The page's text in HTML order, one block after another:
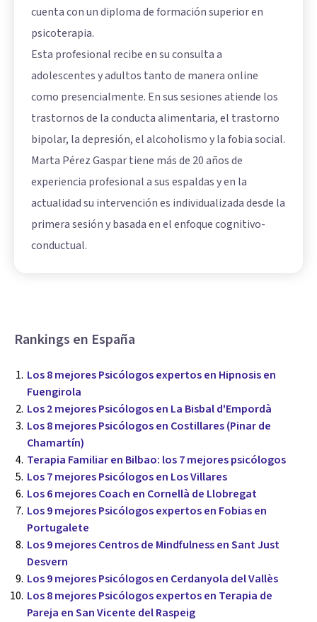
cuenta con un diploma de formación superior en
psicoterapia.
Esta profesional recibe en su consulta a
adolescentes y adultos tanto de manera online
como presencialmente. En sus sesiones atiende los
trastornos de la conducta alimentaria, el trastorno
bipolar, la depresión, el alcoholismo y la fobia social.
Marta Pérez Gaspar tiene más de 20 años de
experiencia profesional a sus espaldas y en la
actualidad su intervención es individualizada desde la
primera sesión y basada en el enfoque cognitivo-
conductual.
Rankings en España
Los 8 mejores Psicólogos expertos en Hipnosis en
Fuengirola
Los 2 mejores Psicólogos en La Bisbal d'Empordà
Los 8 mejores Psicólogos en Costillares (Pinar de
Chamartín)
Terapia Familiar en Bilbao: los 7 mejores psicólogos
Los 7 mejores Psicólogos en Los Villares
Los 6 mejores Coach en Cornellà de Llobregat
Los 9 mejores Psicólogos expertos en Fobias en
Portugalete
Los 9 mejores Centros de Mindfulness en Sant Just
Desvern
Los 9 mejores Psicólogos en Cerdanyola del Vallès
Los 8 mejores Psicólogos expertos en Terapia de
Pareja en San Vicente del Raspeig